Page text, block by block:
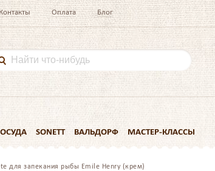
Контакты Оплата Блог
SONETT ВАЛЬДОРФ МАСТЕР-КЛАССЫ
для запекания рыбы Emile Henry (крем)